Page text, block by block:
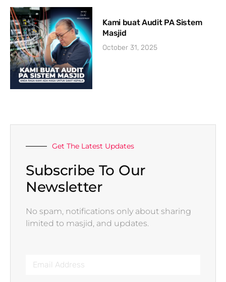
Kami buat Audit PA Sistem
Masjid
October 31, 2025
Get The Latest Updates
Subscribe To Our
Newsletter
No spam, notifications only about sharing
limited to masjid, and updates.